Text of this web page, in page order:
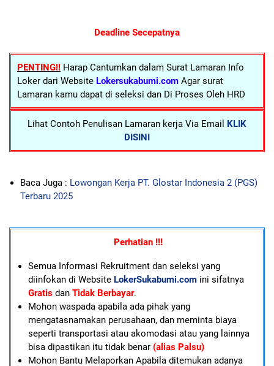
Deadline Secepatnya
PENTING!! Harap Cantumkan dalam Surat Lamaran Info
Loker dari Website Lokersukabumi.com Agar surat
Lamaran kamu dapat di seleksi dan Di Proses Oleh HRD
Lihat Contoh Penulisan Lamaran kerja Via Email KLIK
DISINI
Baca Juga : Lowongan Kerja PT. Glostar Indonesia 2 (PGS)
Terbaru 2025
Perhatian !!!
Semua Informasi Rekruitment dan seleksi yang
diinfokan di Website LokerSukabumi.comini sifatnya
Gratisdan Tidak Berbayar.
Mohon waspada apabila ada pihak yang
mengatasnamakan perusahaan, dan meminta biaya
seperti transportasi atau akomodasi atau yang lainnya
bisa dipastikan itu tidak benar (alias Palsu)
Mohon Bantu Melaporkan Apabila ditemukan adanya